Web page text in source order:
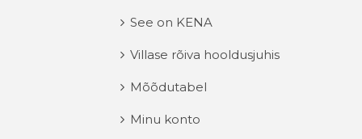
See on KENA
Villase rõiva hooldusjuhis
Mõõdutabel
Minu konto